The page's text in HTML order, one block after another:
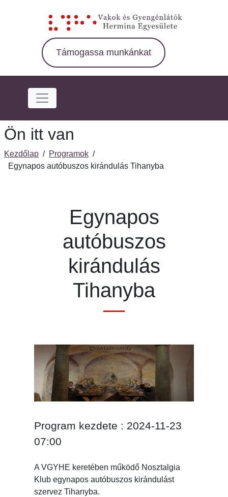
Támogassa munkánkat
Ön itt van
Kezdőlap / Programok /
Egynapos autóbuszos kirándulás Tihanyba
Egynapos
autóbuszos
kirándulás
Tihanyba
Program kezdete : 2024-11-23
07:00
A VGYHE keretében működő Nosztalgia
Klub egynapos autóbuszos kirándulást
szervez Tihanyba.